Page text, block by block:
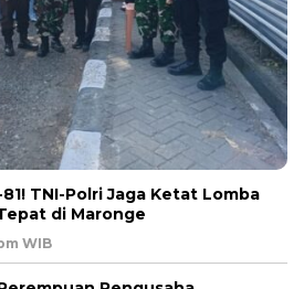
TNI-Polri Jaga Ketat Lomba
di Maronge
WIB